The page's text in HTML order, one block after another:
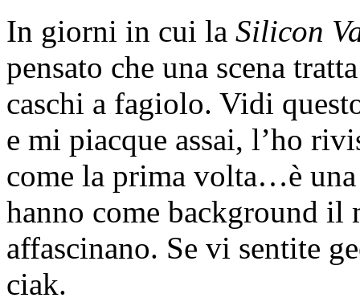
In giorni in cui la Silicon
pensato che una scena
caschi a fagiolo. Vidi
e mi piacque assai, l’ho
come la prima volta…è
hanno come background
affascinano. Se vi sentite
ciak.